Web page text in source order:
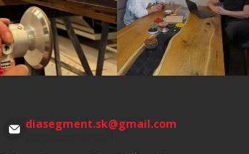
diasegment.sk@gmail.com